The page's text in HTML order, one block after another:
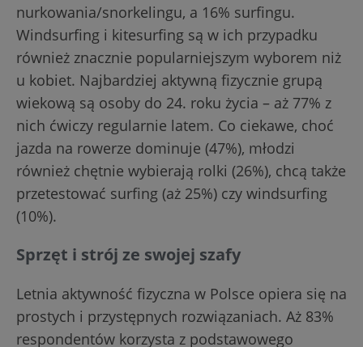
nurkowania/snorkelingu, a 16% surfingu.
Windsurfing i kitesurfing są w ich przypadku
również znacznie popularniejszym wyborem niż
u kobiet. Najbardziej aktywną fizycznie grupą
wiekową są osoby do 24. roku życia – aż 77% z
nich ćwiczy regularnie latem. Co ciekawe, choć
jazda na rowerze dominuje (47%), młodzi
również chętnie wybierają rolki (26%), chcą także
przetestować surfing (aż 25%) czy windsurfing
(10%).
Sprzęt i strój ze swojej szafy
Letnia aktywność fizyczna w Polsce opiera się na
prostych i przystępnych rozwiązaniach. Aż 83%
respondentów korzysta z podstawowego